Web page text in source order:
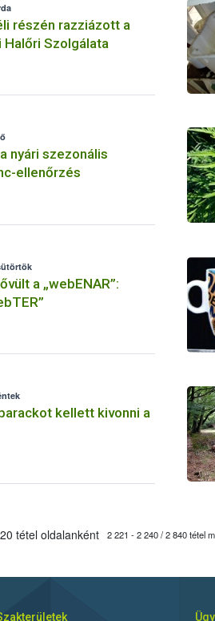
részén razziázott a
Halőri Szolgálata
nyári szezonális
ellenőrzés
a „webENAR”:
kellett kivonni a
tétel oldalanként 2 221 - 2 240 / 2 840 tétel